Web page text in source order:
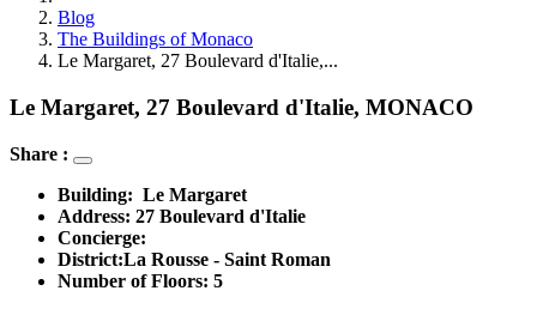
Blog
The Buildings of Monaco
Le Margaret, 27 Boulevard d'Italie,...
Le Margaret, 27 Boulevard d'Italie, MONACO
Share :
Building: Le Margaret
Address: 27 Boulevard d'Italie
Concierge:
District:La Rousse - Saint Roman
Number of Floors: 5